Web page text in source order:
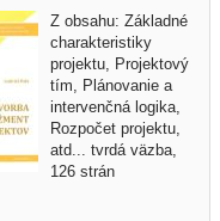
Z obsahu: Základné
charakteristiky
projektu, Projektový
tím, Plánovanie a
intervenčná logika,
Rozpočet projektu,
atd... tvrdá väzba,
126 strán